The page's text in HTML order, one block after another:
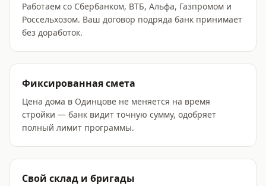
Работаем со Сбербанком, ВТБ, Альфа, Газпромом и
Россельхозом. Ваш договор подряда банк принимает
без доработок.
Фиксированная смета
Цена дома в Одинцове не меняется на время
стройки — банк видит точную сумму, одобряет
полный лимит программы.
Свой склад и бригады